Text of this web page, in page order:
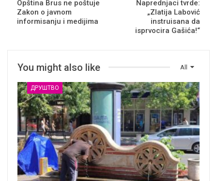
Opština Brus ne poštuje
Zakon o javnom
informisanju i medijima
Naprednjaci tvrde:
„Zlatija Labović
instruisana da
isprvocira Gašića!“
All
You might also like
ДРУШТВО